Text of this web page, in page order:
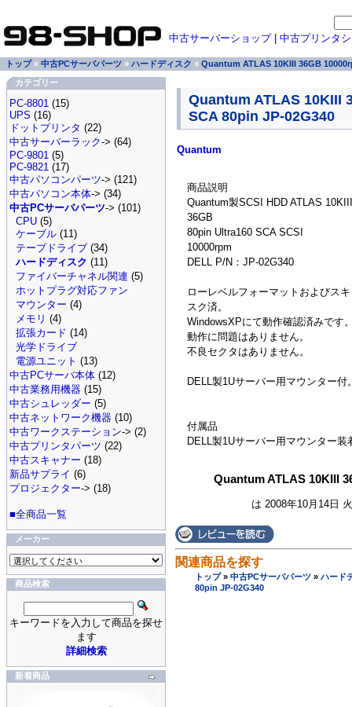
Quantum ATLAS 10KIII
SCA 80pin JP-02G340
Quantum
商品説明
Quantum製SCSI HDD ATLAS 10KIII
36GB
80pin Ultra160 SCA SCSI
10000rpm
DELL P/N：JP-02G340
ローレベルフォーマットおよびス
スク済。
WindowsXPにて動作確認済みです
動作に問題はありません。
不良セクタはありません。
DELL製1Uサーバー用マウンター付
付属品
DELL製1Uサーバー用マウンター装
Quantum ATLAS 10KIII
は 2008年10月14日
関連商品を探す
トップ» 中古PCサーバパーツ » ハード
80pin JP-02G340
中古サーバーショップ| 中古プリンタ
トップ» 中古PCサーバパーツ » ハードディスク » Quantum ATLAS 10KIII 36GB
カテゴリー
PC-8801 (15)
UPS (16)
ドットプリンタ (22)
中古サーバーラック-> (64)
PC-9801 (5)
PC-9821 (17)
中古パソコンパーツ-> (121)
中古パソコン本体-> (34)
中古PCサーバパーツ-> (101)
CPU (5)
ケーブル (11)
テープドライブ (34)
ハードディスク (11)
ファイバーチャネル関連 (5)
ホットプラグ対応ファン
マウンター (4)
メモリ (4)
拡張カード (14)
光学ドライブ
電源ユニット (13)
中古PCサーバ本体 (12)
中古業務用機器 (15)
中古シュレッダー (5)
中古ネットワーク機器 (10)
中古ワークステーション-> (2)
中古プリンタパーツ (22)
中古スキャナー (18)
新品サプライ (6)
プロジェクター-> (18)
■全商品一覧
メーカー
商品検索
キーワードを入力して商品を探せ
ます
詳細検索
新着商品